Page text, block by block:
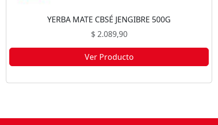
YERBA MATE CBSÉ JENGIBRE 500G
$2.089,90
Ver Producto